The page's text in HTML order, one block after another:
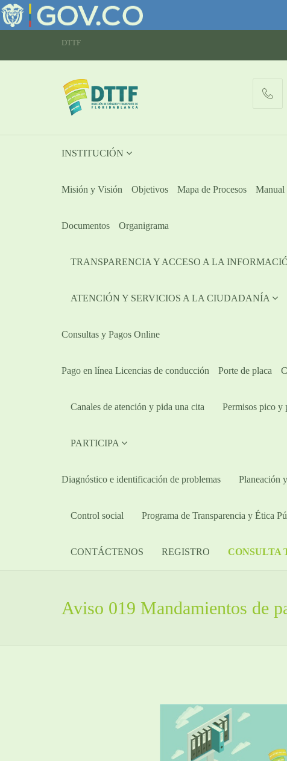
DTTF
INSTITUCIÓN
Misión y Visión Objetivos Mapa de Procesos Manual
Documentos Organigrama
TRANSPARENCIA Y ACCESO A LA
ATENCIÓN Y SERVICIOS A LA CIUDADANÍA
Consultas y Pagos Online
Pago en línea Licencias de conducción Porte de placa
Canales de atención y pida una cita Permisos pico y
PARTICIPA
Diagnóstico e identificación de problemas Planeación
Control social Programa de Transparencia y Ética
CONTÁCTENOS REGISTRO CONSULTA
Aviso 019 Mandamientos de